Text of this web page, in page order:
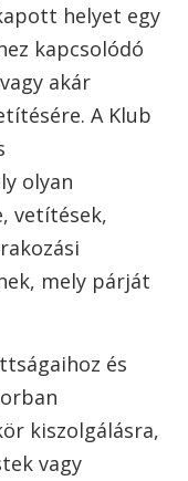
helyet egy
kapcsolódó
akár
A Klub
olyan
vetítések,
mely párját
és
kiszolgálásra,
vagy